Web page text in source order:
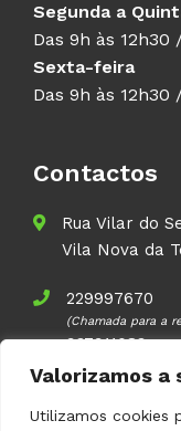
Valorizamos a
Utilizamos cookies
Segunda a
Das 9h às 12h30
Sexta-feira
Das 9h às 12h30
Contactos
Rua Vilar do
Vila Nova da
229997670
(Chamada para a
937911083
(Chamada para a